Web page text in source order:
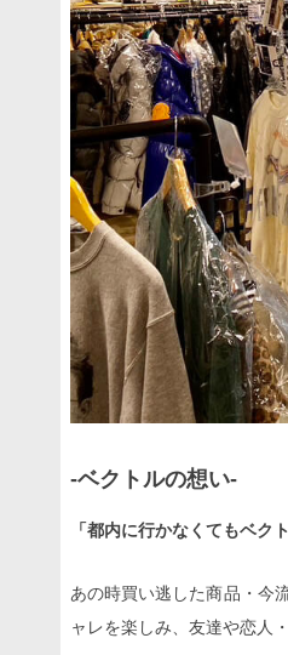
-ベクトルの想い-
「都内に行かなくてもベク
あの時買い逃した商品・今
ャレを楽しみ、友達や恋人